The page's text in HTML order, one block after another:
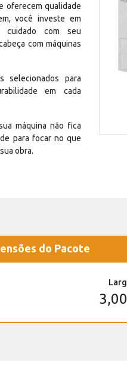
oferecem qualidade
você investe em
cuidado com seu
com máquinas
selecionados para
em cada
máquina não fica
para focar no que
obra.
do Pacote